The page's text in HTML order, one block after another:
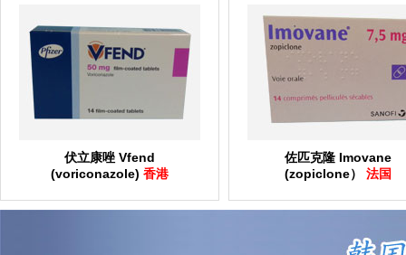
伏立康唑 Vfend
(voriconazole) 香港
佐匹克隆 Imovane
(zopiclone）
法国